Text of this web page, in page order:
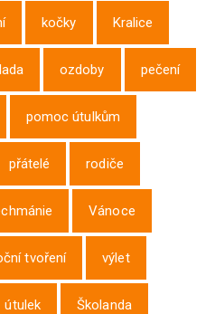
kočky Kralice
ozdoby pečení
pomoc útulkům
přátelé rodiče
Vánoce
tvoření výlet
útulek Školanda